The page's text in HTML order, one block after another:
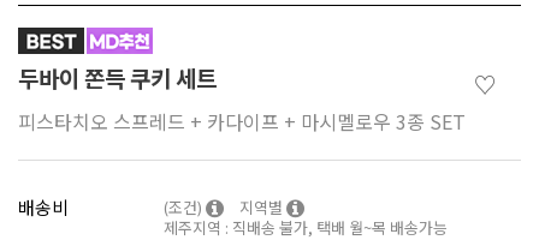
두바이 쫀득 쿠키 세트 ♡
피스타치오 스프레드 + 카다이프 + 마시멜로우 3종 SET
배송비 (조건)
지역별
제주지역 : 직배송 불가, 택배 월~목 배송가능